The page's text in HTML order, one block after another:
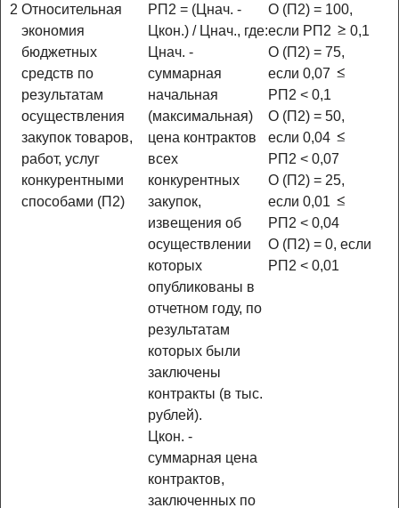
2 Относительная
экономия
бюджетных
средств по
результатам
осуществления
закупок товаров,
работ, услуг
конкурентными
способами (П2)
РП2 = (Цнач. -
Цкон.) / Цнач., где:
О (П2) = 100,
если РП2
0,1
О (П2) = 75,
если 0,07
РП2 < 0,1
О (П2) = 50,
если 0,04
РП2 < 0,07
О (П2) = 25,
если 0,01
РП2 < 0,04
О (П2) = 0, если
РП2 < 0,01
Цнач. -
суммарная
начальная
(максимальная)
цена контрактов
всех
конкурентных
закупок,
извещения об
осуществлении
которых
опубликованы в
отчетном году, по
результатам
которых были
заключены
контракты (в тыс.
рублей).
Цкон. -
суммарная цена
контрактов,
заключенных по